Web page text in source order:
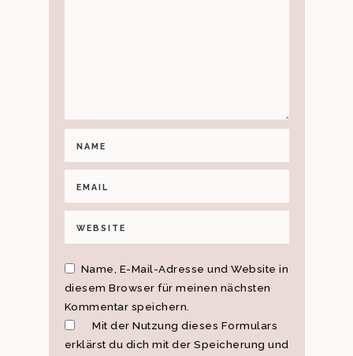
Name, E-Mail-Adresse und Website in
diesem Browser für meinen nächsten
Kommentar speichern.
Mit der Nutzung dieses Formulars
erklärst du dich mit der Speicherung und